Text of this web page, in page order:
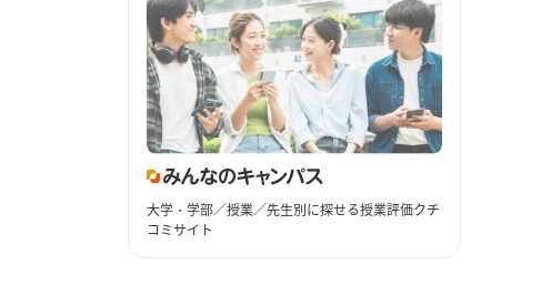
大学・学部／授業／先生別に探せる授業評価クチ
コミサイト